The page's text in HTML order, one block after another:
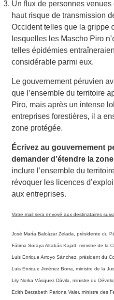
Un flux de personnes venues
haut risque de transmission
Occident telles que la grippe
lesquelles les Mascho Piro
telles épidémies
considérable parmi eux.
Le gouvernement péruvien
que l’ensemble du territoire
Piro, mais après un intense
entreprises forestières, il a
zone protégée.
Écrivez au gouvernement
demander d’étendre la
inclure l’ensemble du
révoquer les licences
aux entreprises.
Votre mail sera envoyé aux destinataires
José María Balcázar Zelada, présidente du
Fátima Soraya Altabás Kajatt, ministre de la
Luis Enrique Arroyo Sánchez, président du
Luis Enrique Jiménez Borra, ministre de la
Lily Norka Vásquez Dávila, ministre du
Edith Betzabeth Pariona Valer, ministre des